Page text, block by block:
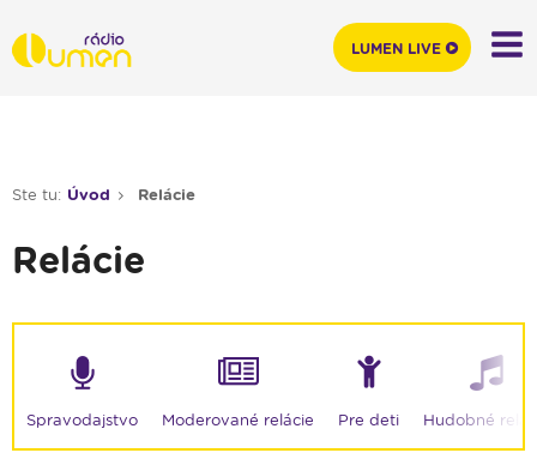
Ste tu: Úvod Relácie
Relácie
Spravodajstvo Moderované relácie Pre deti Hudobné
LUMEN LIVE